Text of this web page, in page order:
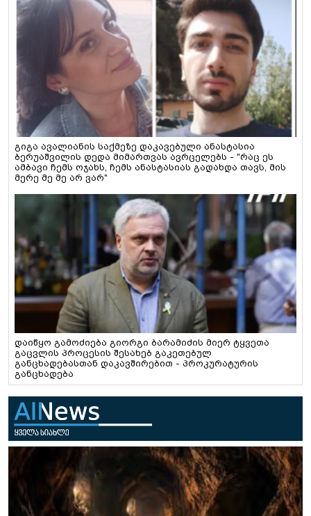
გიგა ავალიანის საქმეზე დაკავებული ანასტასია
ბერუაშვილის დედა მიმართვას ავრცელებს - "რაც ეს
ამბავი ჩემს ოჯახს, ჩემს ანასტასიას გადახდა თავს, მის
მერე მე მე არ ვარ"
დაიწყო გამოძიება გიორგი ბარამიძის მიერ ტყვეთა
გაცვლის პროცესის შესახებ გაკეთებულ
განცხადებასთან დაკავშირებით - პროკურატურის
განცხადება